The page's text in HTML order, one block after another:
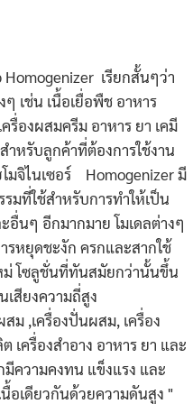
เรียกสั้นๆว่า
เช่น เนื้อเยื่อพืช อาหาร
องผสมครีม อาหาร ยา เคมี
ำหรับลูกค้าที่ต้องการใช้งาน
มจิไนเซอร์ Homogenizer มี
ที่ใช้สำหรับการทำให้เป็น
อื่นๆ อีกมากมาย โมเดลต่างๆ
รหยุดชะงัก ครกและสากใช้
ม่ โซลูชั่นที่ทันสมัยกว่านั้นขึ้น
เสียงความถี่สูง
ม ,เครื่องปั่นผสม, เครื่อง
เครื่องสำอาง อาหาร ยา และ
มีความคงทน แข็งแรง และ
นื้อเดียวกันด้วยความดันสูง "